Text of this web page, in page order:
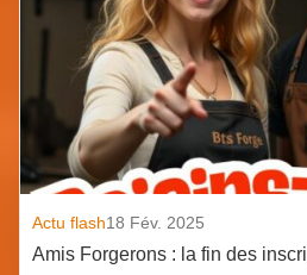
Actu flash18 Fév. 2025
Amis Forgerons : la fin des